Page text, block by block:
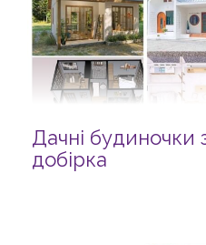
Дачні будиночки
добірка